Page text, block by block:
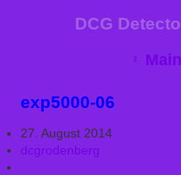
DCG
exp5000-06
27. August 2014
dcgrodenberg